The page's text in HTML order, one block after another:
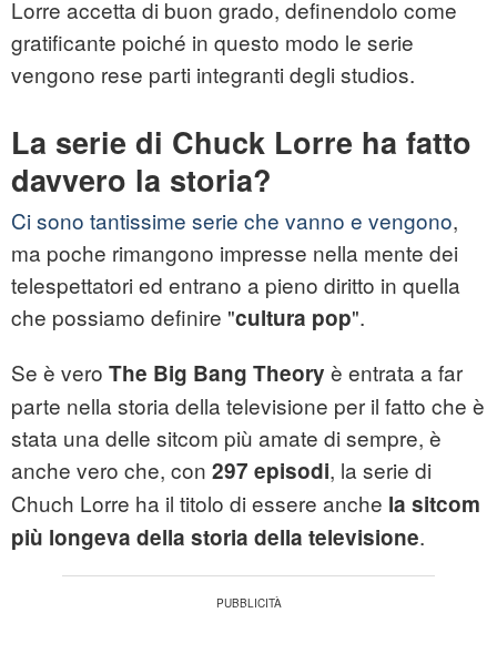
Lorre accetta di buon grado, definendolo come
gratificante poiché in questo modo le serie
vengono rese parti integranti degli studios.
La serie di Chuck Lorre ha fatto
davvero la storia?
Ci sono tantissime serie che vanno e vengono,
ma poche rimangono impresse nella mente dei
telespettatori ed entrano a pieno diritto in quella
che possiamo definire "cultura pop".
Se è vero The Big Bang Theory è entrata a far
parte nella storia della televisione per il fatto che è
stata una delle sitcom più amate di sempre, è
anche vero che, con 297 episodi, la serie di
Chuch Lorre ha il titolo di essere anche la sitcom
più longeva della storia della televisione.